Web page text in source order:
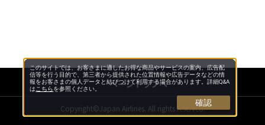
ページトップへ
Copyright©Japan Airlines. All rights reserved.
このサイトでは、お客さまに適したお得な商品やサービスの案内、広告配
信等を行う目的で、第三者から提供された位置情報や広告データなどの情
報をお客さまの個人データと結びつけて利用する場合があります。詳細Q&A
は こちらを参照ください。
確認